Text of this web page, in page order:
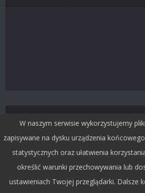
Śledź nas na
W naszym serwisie wykorzystujemy
zapisywane na dysku urządzenia
statystycznych oraz ułatwienia
określić warunki przechowywania lub
ustawieniach Twojej przeglądarki. Dalsze